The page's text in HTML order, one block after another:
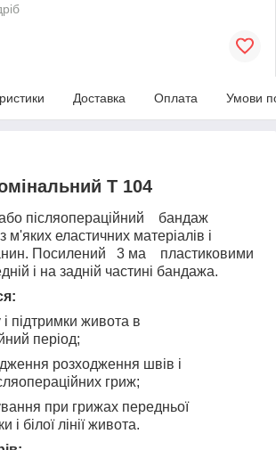
Доставка Оплата Умови
Т 104
післяопераційний бандаж
м'яких еластичних матеріалів і
Посилений 3 ма пластиковими
і на задній частині бандажа.
підтримки живота в
період;
розходження швів і
гриж;
при грижах передньої
і білої лінії живота.